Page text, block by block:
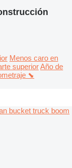
Menos caro en
superiorAño de
⬊